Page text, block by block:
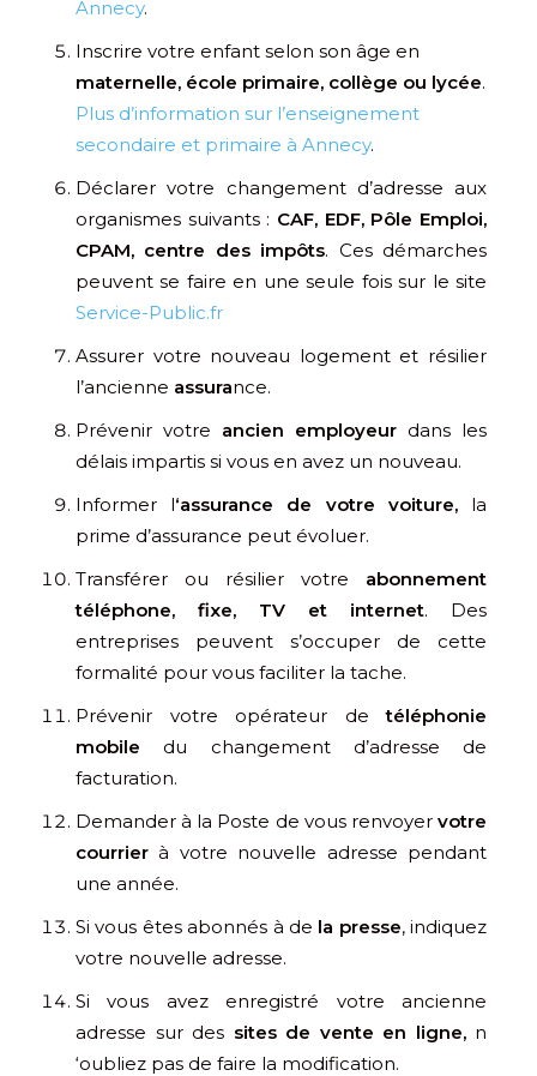
Annecy.
Inscrire votre enfant selon son âge en
maternelle, école primaire, collège ou lycée.
Plus d’information sur l’enseignement
secondaire et primaire à Annecy.
Déclarer votre changement d’adresse aux
organismes suivants : CAF, EDF, Pôle Emploi,
CPAM, centre des impôts. Ces démarches
peuvent se faire en une seule fois sur le site
Service-Public.fr
Assurer votre nouveau logement et résilier
l’ancienne assurance.
Prévenir votre ancien employeur dans les
délais impartis si vous en avez un nouveau.
Informer l‘assurance de votre voiture,la
prime d’assurance peut évoluer.
Transférer ou résilier votre abonnement
téléphone, fixe, TV et internet. Des
entreprises peuvent s’occuper de cette
formalité pour vous faciliter la tache.
Prévenir votre opérateur detéléphonie
mobile du changement d’adresse de
facturation.
Demander à la Poste de vous renvoyervotre
courrier à votre nouvelle adresse pendant
une année.
Si vous êtes abonnés à de la presse, indiquez
votre nouvelle adresse.
Si vous avez enregistré votre ancienne
adresse sur des sites de vente en ligne,n
‘oubliez pas de faire la modification.